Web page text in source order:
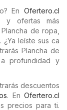
En Ofertero.cl
y ofertas más
de ropa,
leíste sus ca
Plancha de
profundidad y
descuentos
. En Ofertero.cl
precios para ti.